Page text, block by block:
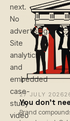
27 JULY 2026
You don't
Brand
next.
No
advertising.
Site
analytics
and
embedded
case-
study
video